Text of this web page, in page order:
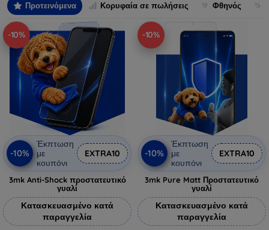
Προτεινόμενα Κορυφαία σε πωλήσεις Φθηνός
-10%
-10%
Έκπτωση
με
κουπόνι
EXTRA10
3mk Anti-Shock προστατευτικό
γυαλί
Κατασκευασμένο κατά
παραγγελία
-10%
-10%
Έκπτωση
με
κουπόνι
EXTRA10
3mk Pure Matt Προστατευτικό
γυαλί
Κατασκευασμένο κατά
παραγγελία